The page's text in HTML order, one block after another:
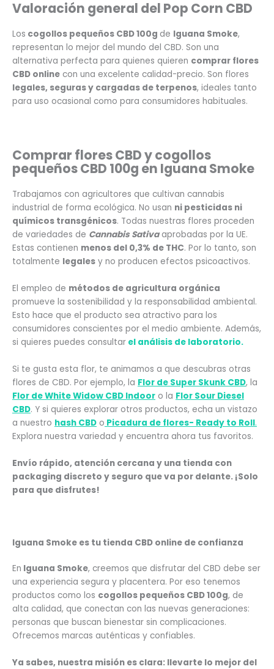
Valoración general del Pop Corn CBD
Los cogollos pequeños CBD 100g de Iguana Smoke,
representan lo mejor del mundo del CBD. Son una
alternativa perfecta para quienes quieren comprar flores
CBD online con una excelente calidad-precio. Son flores
legales, seguras y cargadas de terpenos, ideales tanto
para uso ocasional como para consumidores habituales.
Comprar flores CBD y cogollos
pequeños CBD 100g en Iguana Smoke
Trabajamos con agricultores que cultivan cannabis
industrial de forma ecológica. No usan ni pesticidas ni
químicos transgénicos. Todas nuestras flores proceden
de variedades de Cannabis Sativaaprobadas por la UE.
Estas contienen menos del 0,3% de THC. Por lo tanto, son
totalmente legales y no producen efectos psicoactivos.
El empleo de métodos de agricultura orgánica
promueve la sostenibilidad y la responsabilidad ambiental.
Esto hace que el producto sea atractivo para los
consumidores conscientes por el medio ambiente. Además,
si quieres puedes consultar el análisis de laboratorio.
Si te gusta esta flor, te animamos a que descubras otras
flores de CBD. Por ejemplo, la Flor de Super Skunk CBD, la
Flor de White Widow CBD Indoor o la Flor Sour Diesel
CBD. Y si quieres explorar otros productos, echa un vistazo
a nuestro hash CBD o Picadura de flores- Ready to Roll.
Explora nuestra variedad y encuentra ahora tus favoritos.
Envío rápido, atención cercana y una tienda con
packaging discreto y seguro que va por delante. ¡Solo
para que disfrutes!
Iguana Smoke es tu tienda CBD online de confianza
En Iguana Smoke, creemos que disfrutar del CBD debe ser
una experiencia segura y placentera. Por eso tenemos
productos como los cogollos pequeños CBD 100g, de
alta calidad, que conectan con las nuevas generaciones:
personas que buscan bienestar sin complicaciones.
Ofrecemos marcas auténticas y confiables.
Ya sabes, nuestra misión es clara: llevarte lo mejor del